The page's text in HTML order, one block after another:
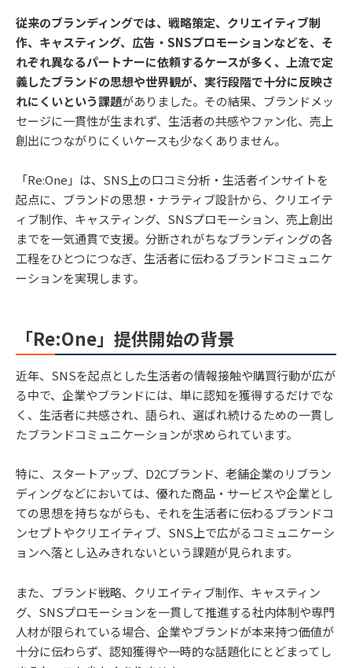
従来のブランディングでは、戦略策定、クリエイティブ制
作、キャスティング、広告・SNSプロモーションなどを、そ
れぞれ異なるパートナーに依頼するケースが多く、上流で定
義したブランドの思想や世界観が、実行段階で十分に反映さ
れにくいという課題がありました。その結果、ブランドメッ
セージに一貫性が生まれず、生活者の共感やファン化、売上
創出につながりにくいケースも少なくありません。
「Re:One」は、SNS上の口コミ分析・生活者インサイトを
起点に、ブランドの思想・ナラティブ設計から、クリエイテ
ィブ制作、キャスティング、SNSプロモーション、売上創出
までを一気通貫で支援。分断されがちなブランディングの各
工程をひとつにつなぎ、生活者に伝わるブランドコミュニケ
ーションを実現します。
「Re:One」提供開始の背景
近年、SNSを起点とした生活者の情報接触や購買行動が広が
る中で、企業やブランドには、単に認知を獲得するだけでな
く、生活者に共感され、語られ、選ばれ続けるための一貫し
たブランドコミュニケーションが求められています。
特に、スタートアップ、D2Cブランド、老舗企業のリブラン
ディングなどにおいては、優れた商品・サービスや企業とし
ての思想を持ちながらも、それを生活者に伝わるブランドコ
ンセプトやクリエイティブ、SNS上で広がるコミュニケーシ
ョンへ落とし込みきれないという課題が見られます。
また、ブランド戦略、クリエイティブ制作、キャスティン
グ、SNSプロモーションを一貫して推進する社内体制や専門
人材が限られている場合、企業やブランドが本来持つ価値が
十分に伝わらず、認知獲得や一時的な話題化にとどまってし